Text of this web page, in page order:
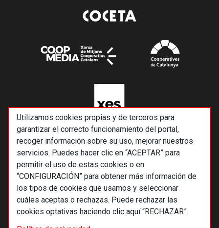
Utilizamos cookies propias y de terceros para
garantizar el correcto funcionamiento del portal,
recoger información sobre su uso, mejorar nuestros
servicios. Puedes hacer clic en “ACEPTAR” para
permitir el uso de estas cookies o en
“CONFIGURACIÓN” para obtener más información de
los tipos de cookies que usamos y seleccionar
cuáles aceptas o rechazas. Puede rechazar las
cookies optativas haciendo clic aquí “RECHAZAR”.
© 2026 Alternativas económicas SCCL